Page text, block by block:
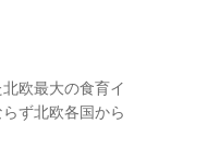
欧最大の食育イ
ず北欧各国から